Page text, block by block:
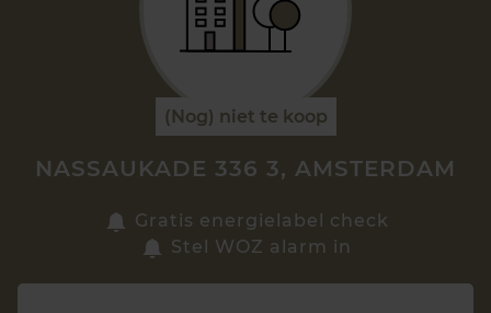
Zoek een woning
(Nog) niet te koop
NASSAUKADE 336 3, AMSTERDAM
Gratis energielabel check
Stel WOZ alarm in